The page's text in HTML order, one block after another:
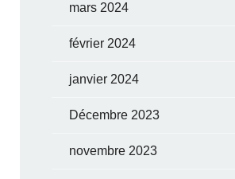
mars 2024
février 2024
janvier 2024
Décembre 2023
novembre 2023